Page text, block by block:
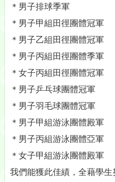
＊男子排球季軍
＊男子甲組田徑團體冠軍
＊男子乙組田徑團體冠軍
＊男子丙組田徑團體季軍
＊女子丙組田徑團體冠軍
＊男子乒乓球團體冠軍
＊男子羽毛球團體冠軍
＊男子甲組游泳團體殿軍
＊男子丙組游泳團體亞軍
＊女子甲組游泳團體殿軍
我們能獲此佳績，全藉學